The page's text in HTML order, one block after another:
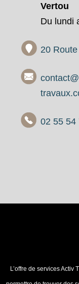
Vertou
Du lundi
20
02 55 54
L’offre de services